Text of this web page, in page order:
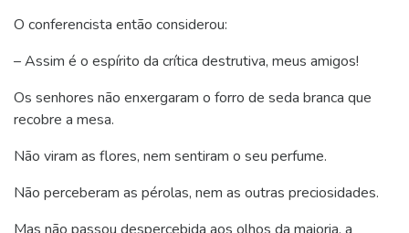
O conferencista então considerou:
– Assim é o espírito da crítica destrutiva, meus amigos!
Os senhores não enxergaram o forro de seda branca que
recobre a mesa.
Não viram as flores, nem sentiram o seu perfume.
Não perceberam as pérolas, nem as outras preciosidades.